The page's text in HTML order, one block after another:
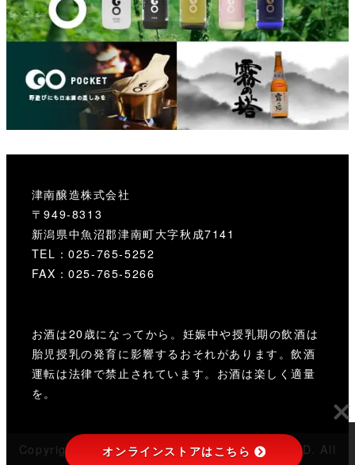
津南醸造株式会社
〒949-8313
新潟県中魚沼郡津南町大字秋成7141
TEL：025-765-5252
FAX：025-765-5266
お酒は20歳になってから。妊娠中や授乳期の飲酒は
胎児授乳の発育に影響するおそれがあります。飲酒
運転は法律で禁止されています。お酒は楽しく適量
を。
Copyright © TSUNAN SAKE BREWERY CO.,LTD. All
オンラインストアはこちら